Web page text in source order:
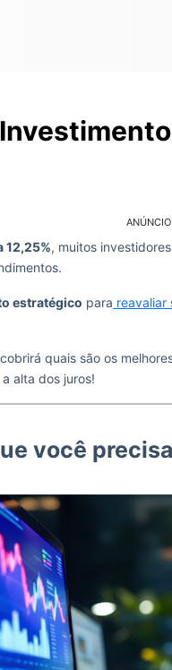
ANÚNCIO
12,25%, muitos
estratégico para reavaliar
quais são os
alta dos juros!
você